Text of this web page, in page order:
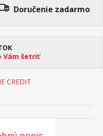
Doručenie zadarmo
Vám šetriť
CREDIT